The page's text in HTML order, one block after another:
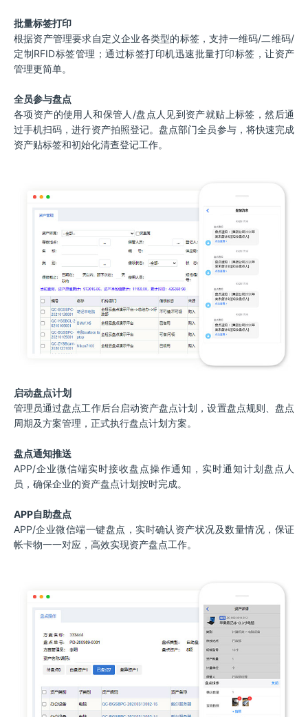
批量标签打印
根据资产管理要求自定义企业各类型的标签，支持一维码/二维码/
定制RFID标签管理；通过标签打印机迅速批量打印标签，让资产
管理更简单。
全员参与盘点
各项资产的使用人和保管人/盘点人见到资产就贴上标签，然后通
过手机扫码，进行资产拍照登记。盘点部门全员参与，将快速完成
资产贴标签和初始化清查登记工作。
启动盘点计划
管理员通过盘点工作后台启动资产盘点计划，设置盘点规则、盘点
周期及方案管理，正式执行盘点计划方案。
盘点通知推送
APP/企业微信端实时接收盘点操作通知，实时通知计划盘点人
员，确保企业的资产盘点计划按时完成。
APP自助盘点
APP/企业微信端一键盘点，实时确认资产状况及数量情况，保证
帐卡物一一对应，高效实现资产盘点工作。